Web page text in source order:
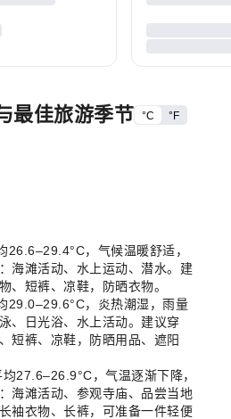
最佳旅游季节 °C °F
26.6–29.4°C，气候温暖舒适，
海滩活动、水上运动、潜水。建
、短裤、凉鞋，防晒衣物。
29.0–29.6°C，炎热潮湿，雨量
、日光浴、水上活动。建议穿
短裤、凉鞋，防晒用品、遮阳
27.6–26.9°C，气温逐渐下降，
海滩活动、参观寺庙、品尝当地
袖衣物、长裤，可准备一件轻便